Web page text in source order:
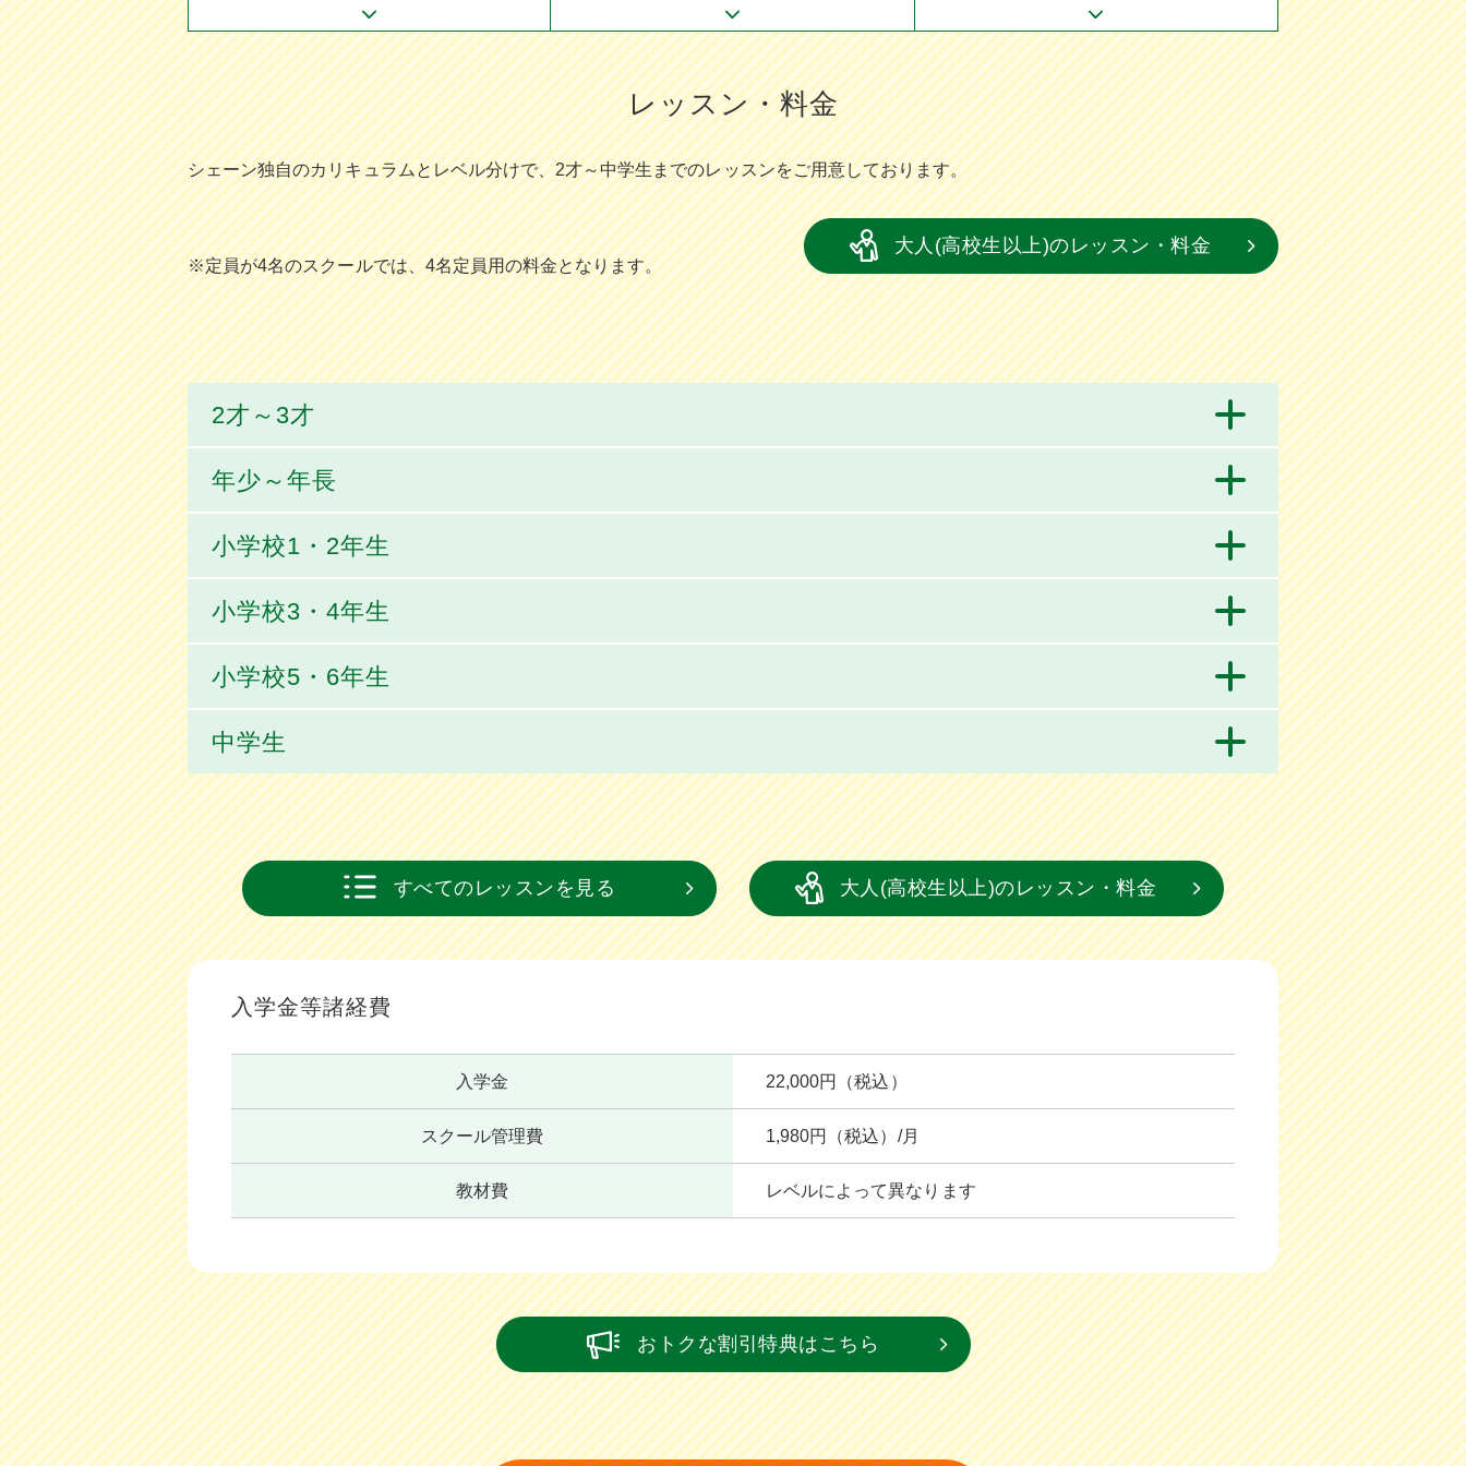
レッスン・料金
シェーン独⾃のカリキュラムとレベル分けで、2才～中学⽣までのレッスンをご⽤意しております。
大人(高校生以上)のレッスン・料金
※定員が4名のスクールでは、4名定員用の料金となります。
2才～3才
年少～年長
小学校1・2年生
小学校3・4年生
小学校5・6年生
中学生
すべてのレッスンを見る 大人(高校生以上)のレッスン・料金
入学金等諸経費
入学金 22,000円（税込）
スクール管理費 1,980円（税込）/月
教材費 レベルによって異なります
おトクな割引特典はこちら